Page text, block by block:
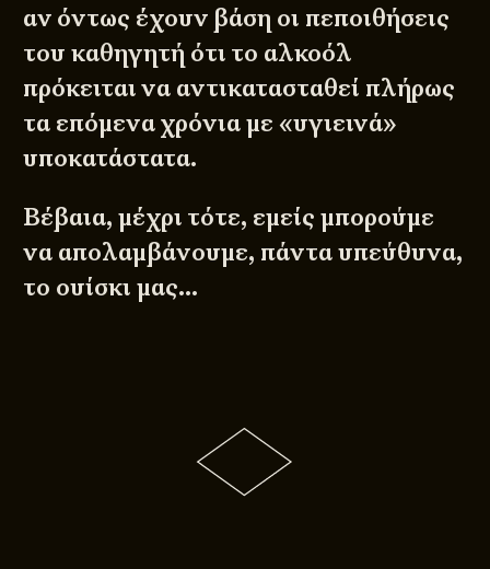
αν όντως έχουν βάση οι πεποιθήσεις
του καθηγητή ότι το αλκοόλ
πρόκειται να αντικατασταθεί πλήρως
τα επόμενα χρόνια με «υγιεινά»
υποκατάστατα.
Βέβαια, μέχρι τότε, εμείς μπορούμε
να απολαμβάνουμε, πάντα υπεύθυνα,
το ουίσκι μας…